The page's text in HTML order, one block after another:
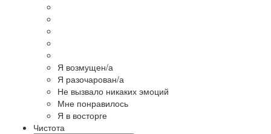
Я возмущен/а
Я разочарован/а
Не вызвало никаких эмоций
Мне понравилось
Я в восторге
Чистота